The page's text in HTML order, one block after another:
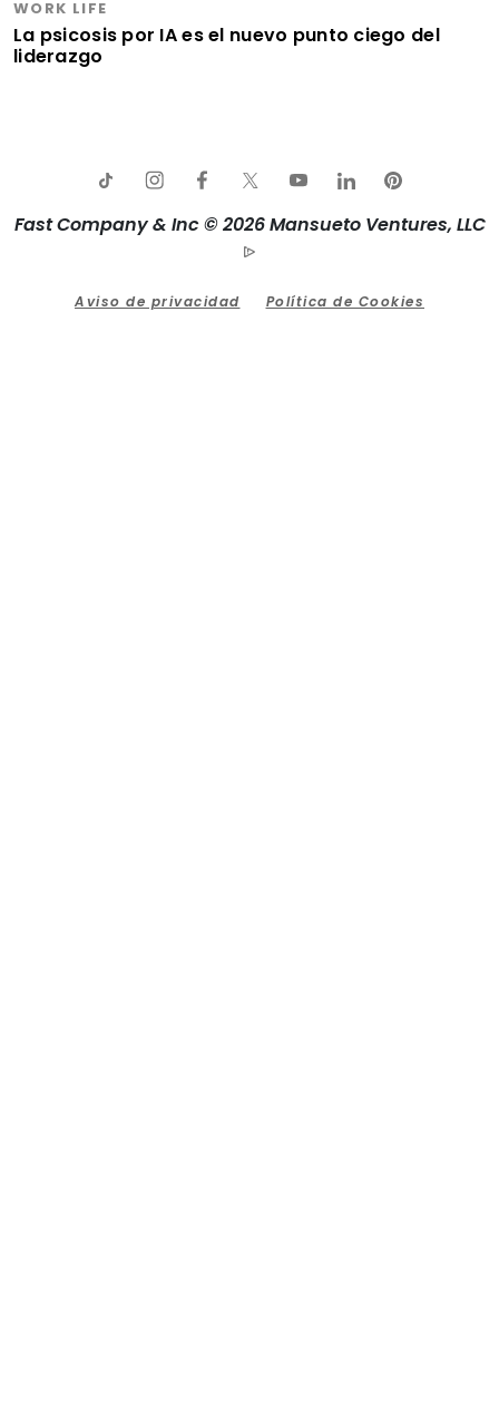
WORK LIFE
La psicosis por IA es el nuevo punto ciego del
liderazgo
Fast Company & Inc © 2026 Mansueto Ventures, LLC
Aviso de privacidad Política de Cookies